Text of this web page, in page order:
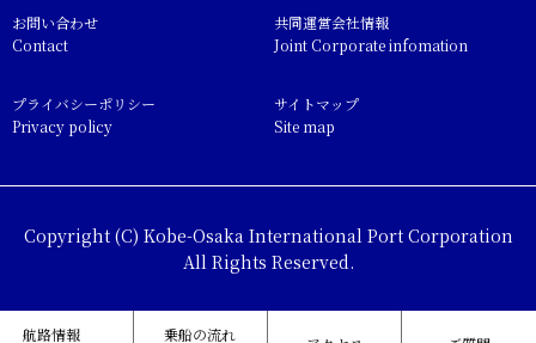
お問い合わせ
Contact
共同運営会社情報
Joint Corporate infomation
プライバシーポリシー
Privacy policy
サイトマップ
Site map
Copyright (C) Kobe-Osaka International Port Corporation
All Rights Reserved.
航路情報 乗船の流れ